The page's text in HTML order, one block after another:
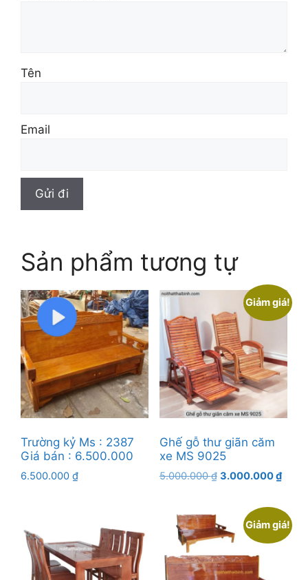
Tên
Email
Sản phẩm tương tự
Trường kỷ Ms : 2387
Giá bán : 6.500.000
6.500.000 ₫
Giảm giá!
Ghế gỗ thư giãn căm
xe MS 9025
5.000.000₫ Giá
5.000.000 ₫.
3.000.000₫Giá
là:
Giảm giá!